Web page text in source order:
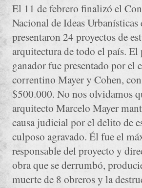
El 11 de febrero finalizó el
Nacional de Ideas Urbanísticas
presentaron 24 proyectos de
arquitectura de todo el país. El
ganador fue presentado por el
correntino Mayer y Cohen,
$500.000. No nos olvidamos
arquitecto Marcelo Mayer
causa judicial por el delito de
culposo agravado. Él fue el
responsable del proyecto y
obra que se derrumbó,
muerte de 8 obreros y la